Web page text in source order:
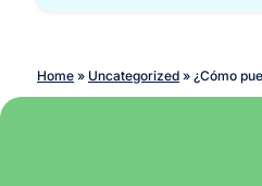
Home » Uncategorized » ¿Cómo